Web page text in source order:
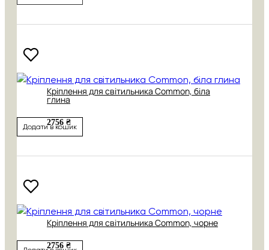
Кріплення для світильника Common, біла
глина
2756 ₴
Додати в кошик
Кріплення для світильника Common, чорне
2756 ₴